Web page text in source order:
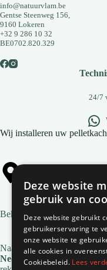
info@natuurvlam.be
Gentse Steenweg 156,
9160 Lokeren
+32 9 286 10 32
BE0702.820.329
24/7
Wij installeren uw
Alle gemeentes
Bekijkalle gemeentes waar
Naast deze regio's zijn we
Nederland . Voor de
Deze website
gebruik van
Deze website gebruikt
gebruikerservaring te
onze website te
alle cookies in
Cookiebeleid. Lees